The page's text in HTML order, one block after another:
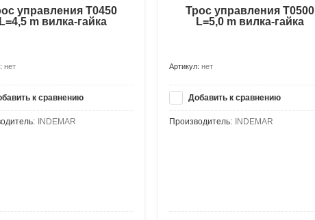
управления Т0450
L=4,5 m вилка-гайка
нет
к сравнению
INDEMAR
Трос управления Т0500
L=5,0 m вилка-гайка
Артикул: нет
Добавить к сравнению
Производитель: INDEMAR